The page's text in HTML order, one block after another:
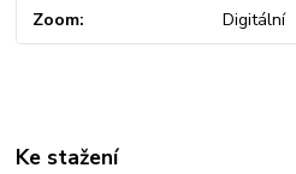
Zoom Digitální
Ke stažení